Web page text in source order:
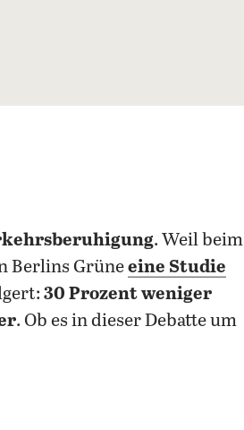
. Weil beim
Berlins Grüneeine Studie
30 Prozent weniger
. Ob es in dieser Debatte um